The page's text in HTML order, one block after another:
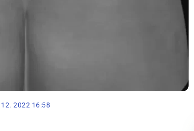
2022 16:58